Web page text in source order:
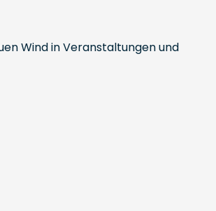
Wind in Veranstaltungen und